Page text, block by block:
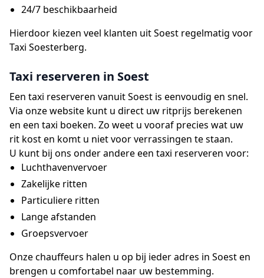
24/7 beschikbaarheid
Hierdoor kiezen veel klanten uit Soest regelmatig voor
Taxi Soesterberg.
Taxi reserveren in Soest
Een taxi reserveren vanuit Soest is eenvoudig en snel.
Via onze website kunt u direct uw ritprijs berekenen
en een taxi boeken. Zo weet u vooraf precies wat uw
rit kost en komt u niet voor verrassingen te staan.
U kunt bij ons onder andere een taxi reserveren voor:
Luchthavenvervoer
Zakelijke ritten
Particuliere ritten
Lange afstanden
Groepsvervoer
Onze chauffeurs halen u op bij ieder adres in Soest en
brengen u comfortabel naar uw bestemming.